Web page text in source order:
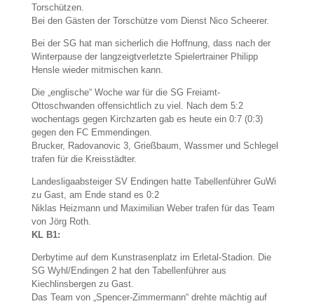
Torschützen.
Bei den Gästen der Torschütze vom Dienst Nico Scheerer.
Bei der SG hat man sicherlich die Hoffnung, dass nach der
Winterpause der langzeigtverletzte Spielertrainer Philipp
Hensle wieder mitmischen kann.
Die „englische“ Woche war für die SG Freiamt-
Ottoschwanden offensichtlich zu viel. Nach dem 5:2
wochentags gegen Kirchzarten gab es heute ein 0:7 (0:3)
gegen den FC Emmendingen.
Brucker, Radovanovic 3, Grießbaum, Wassmer und Schlegel
trafen für die Kreisstädter.
Landesligaabsteiger SV Endingen hatte Tabellenführer GuWi
zu Gast, am Ende stand es 0:2
Niklas Heizmann und Maximilian Weber trafen für das Team
von Jörg Roth.
KL B1:
Derbytime auf dem Kunstrasenplatz im Erletal-Stadion. Die
SG Wyhl/Endingen 2 hat den Tabellenführer aus
Kiechlinsbergen zu Gast.
Das Team von „Spencer-Zimmermann“ drehte mächtig auf